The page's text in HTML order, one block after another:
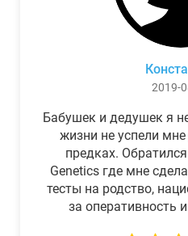
2019-
Бабушек и дедушек я
жизни не успели
предках.
Genetics где мне
тесты на родство,
за оперативность